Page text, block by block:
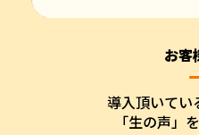
お客
導入頂いてい
「生の声」